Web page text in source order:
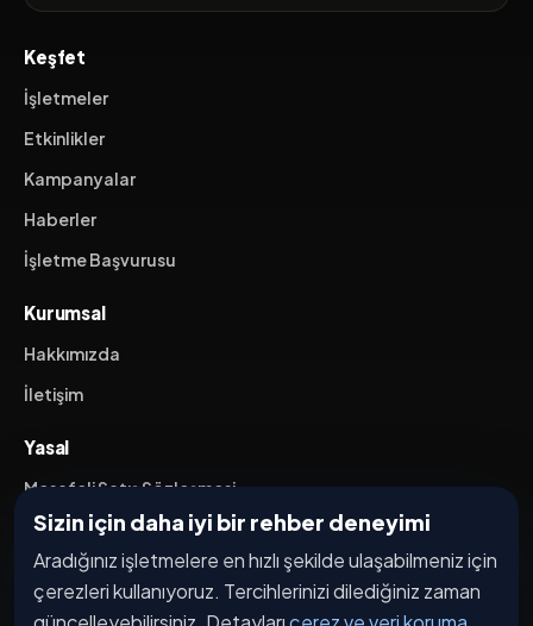
Sizin için daha iyi bir rehber deneyimi
Aradığınız işletmelere en hızlı şekilde ulaşabilmeniz için
çerezleri kullanıyoruz. Tercihlerinizi dilediğiniz zaman
Keşfet
İşletmeler
Etkinlikler
Kampanyalar
Haberler
İşletme Başvurusu
Kurumsal
Hakkımızda
İletişim
Yasal
Mesafeli Satış Sözleşmesi
İptal / İade Koşulları
Hizmet Şartları
Gizlilik Politikası